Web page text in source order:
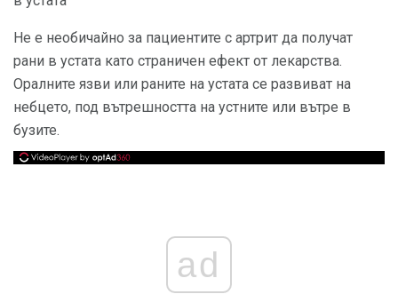
Не е необичайно за пациентите с артрит да получат
рани в устата като страничен ефект от лекарства.
Оралните язви или раните на устата се развиват на
небцето, под вътрешността на устните или вътре в
бузите.
ad